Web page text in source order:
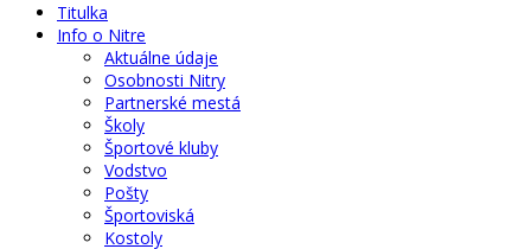
Titulka
Info o Nitre
Aktuálne údaje
Osobnosti Nitry
Partnerské mestá
Školy
Športové kluby
Vodstvo
Pošty
Športoviská
Kostoly